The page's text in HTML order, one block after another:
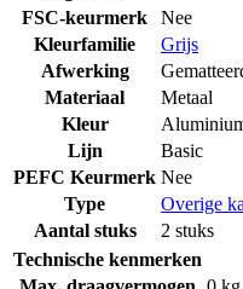
FSC-keurmerk
Nee
Kleurfamilie
Grijs
Afwerking
Materiaal
Metaal
Kleur
Lijn
Basic
PEFC Keurmerk Nee
Type
Overige
Aantal stuks
2 stuks
Technische kenmerken